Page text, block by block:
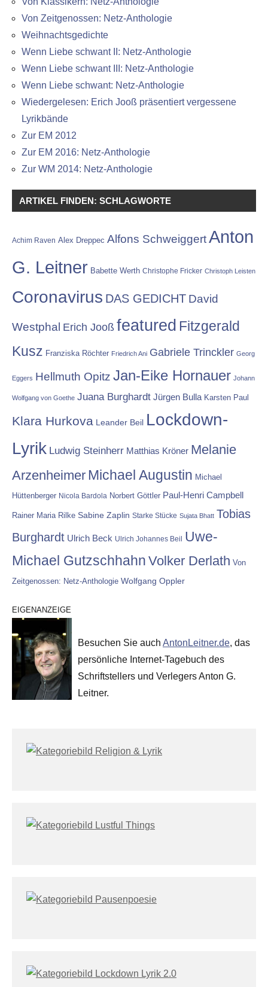
Von Zeitgenossen: Netz-Anthologie
Weihnachtsgedichte
Wenn Liebe schwant II: Netz-Anthologie
Wenn Liebe schwant III: Netz-Anthologie
Wenn Liebe schwant: Netz-Anthologie
Wiedergelesen: Erich Jooß präsentiert vergessene
Lyrikbände
Zur EM 2012
Zur EM 2016: Netz-Anthologie
Zur WM 2014: Netz-Anthologie
ARTIKEL FINDEN: SCHLAGWORTE
Achim Raven Alex Dreppec Alfons SchweiggertAnton
G. Leitner Babette Werth Christophe Fricker Christoph Leisten
Coronavirus DAS GEDICHT David
Westphal Erich Jooß featured Fitzgerald
Kusz Franziska Röchter Friedrich Ani Gabriele Trinckler Georg
Eggers Hellmuth Opitz Jan-Eike Hornauer Johann
Wolfgang von Goethe Juana Burghardt Jürgen Bulla Karsten Paul
Klara Hurkova Leander Beil Lockdown-
Lyrik Ludwig Steinherr Matthias Kröner Melanie
Arzenheimer Michael Augustin Michael
Hüttenberger Nicola Bardola Norbert Göttler Paul-Henri Campbell
Rainer Maria Rilke Sabine Zaplin Starke Stücke Sujata Bhatt Tobias
Burghardt Ulrich Beck Ulrich Johannes Beil
Uwe-
Michael Gutzschhahn Volker Derlath Von
Zeitgenossen: Netz-Anthologie Wolfgang Oppler
EIGENANZEIGE
Besuchen Sie auch AntonLeitner.de, das
persönliche Internet-Tagebuch des
Schriftstellers und Verlegers Anton G.
Leitner.